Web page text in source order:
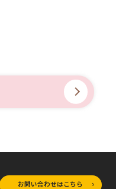
お問い合わせはこちら